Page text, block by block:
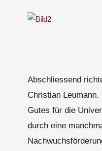
Abschliessend
Christian
Gutes für die
durch eine